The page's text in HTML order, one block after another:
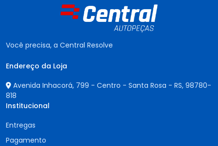
Você precisa, a Central Resolve
Endereço da Loja
Avenida Inhacorá, 799 - Centro - Santa Rosa - RS, 98780-
818
Institucional
Entregas
Pagamento